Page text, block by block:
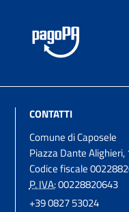
CONTATTI
Comune di Caposele
Piazza Dante Alighieri,
Codice fiscale
P. IVA:00228820643
+39 0827 53024